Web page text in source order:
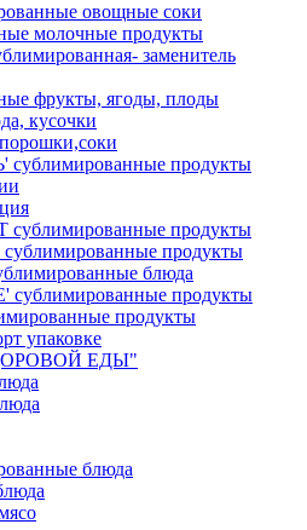
овощные соки
молочные продукты
заменитель
фрукты, ягоды, плоды
кусочки
продукты
продукты
продукты
блюда
продукты
продукты
упаковке
ЕДЫ"
блюда